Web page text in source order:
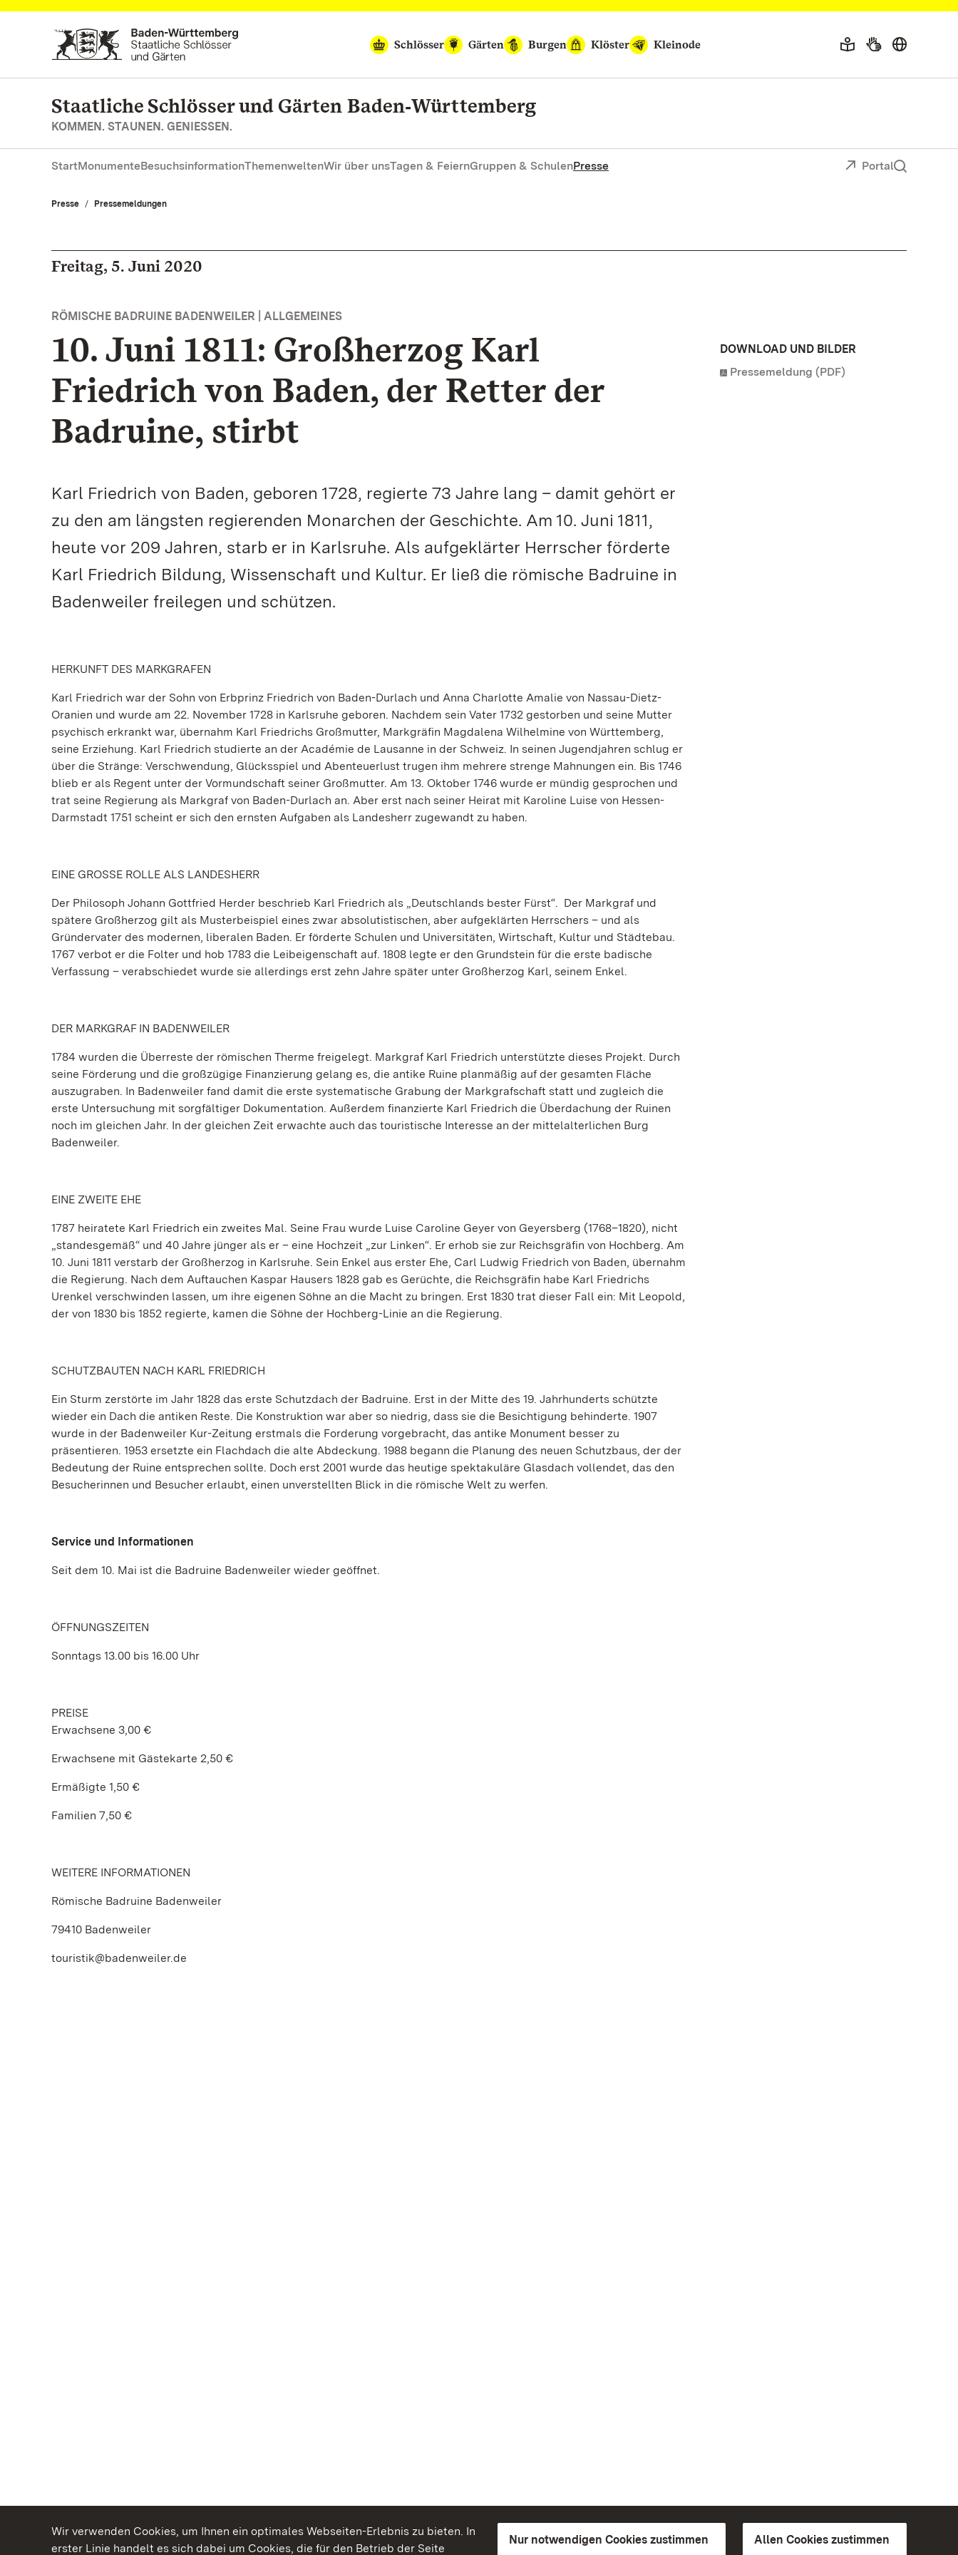
Wir verwenden Cookies, um Ihnen ein optimales Webseiten-Erlebnis zu bieten. In
erster Linie handelt es sich dabei um Cookies, die für den Betrieb der Seite
Nur notwendigen Cookies zustimmen Allen Cookies zustimmen
Zum Hauptinhalt springen
Schlösser
Gärten Burgen Klöster Kleinode
Staatliche Schlösser und Gärten Baden‑Württemberg
KOMMEN. STAUNEN. GENIESSEN.
StartMonumenteBesuchsinformationThemenweltenWir über unsTagen & FeiernGruppen & SchulenPresse Portal
Presse Pressemeldungen
Freitag, 5. Juni 2020
RÖMISCHE BADRUINE BADENWEILER | ALLGEMEINES
10. Juni 1811: Großherzog Karl
Friedrich von Baden, der Retter der
Badruine, stirbt
Karl Friedrich von Baden, geboren 1728, regierte 73 Jahre lang – damit gehört er
zu den am längsten regierenden Monarchen der Geschichte. Am 10. Juni 1811,
heute vor 209 Jahren, starb er in Karlsruhe. Als aufgeklärter Herrscher förderte
Karl Friedrich Bildung, Wissenschaft und Kultur. Er ließ die römische Badruine in
Badenweiler freilegen und schützen.
HERKUNFT DES MARKGRAFEN
Karl Friedrich war der Sohn von Erbprinz Friedrich von Baden-Durlach und Anna Charlotte Amalie von Nassau-Dietz-
Oranien und wurde am 22. November 1728 in Karlsruhe geboren. Nachdem sein Vater 1732 gestorben und seine Mutter
psychisch erkrankt war, übernahm Karl Friedrichs Großmutter, Markgräfin Magdalena Wilhelmine von Württemberg,
seine Erziehung. Karl Friedrich studierte an der Académie de Lausanne in der Schweiz. In seinen Jugendjahren schlug er
über die Stränge: Verschwendung, Glücksspiel und Abenteuerlust trugen ihm mehrere strenge Mahnungen ein. Bis 1746
blieb er als Regent unter der Vormundschaft seiner Großmutter. Am 13. Oktober 1746 wurde er mündig gesprochen und
trat seine Regierung als Markgraf von Baden-Durlach an. Aber erst nach seiner Heirat mit Karoline Luise von Hessen-
Darmstadt 1751 scheint er sich den ernsten Aufgaben als Landesherr zugewandt zu haben.
EINE GROSSE ROLLE ALS LANDESHERR
Der Philosoph Johann Gottfried Herder beschrieb Karl Friedrich als „Deutschlands bester Fürst“. Der Markgraf und
spätere Großherzog gilt als Musterbeispiel eines zwar absolutistischen, aber aufgeklärten Herrschers – und als
Gründervater des modernen, liberalen Baden. Er förderte Schulen und Universitäten, Wirtschaft, Kultur und Städtebau.
1767 verbot er die Folter und hob 1783 die Leibeigenschaft auf. 1808 legte er den Grundstein für die erste badische
Verfassung – verabschiedet wurde sie allerdings erst zehn Jahre später unter Großherzog Karl, seinem Enkel.
DER MARKGRAF IN BADENWEILER
1784 wurden die Überreste der römischen Therme freigelegt. Markgraf Karl Friedrich unterstützte dieses Projekt. Durch
seine Förderung und die großzügige Finanzierung gelang es, die antike Ruine planmäßig auf der gesamten Fläche
auszugraben. In Badenweiler fand damit die erste systematische Grabung der Markgrafschaft statt und zugleich die
erste Untersuchung mit sorgfältiger Dokumentation. Außerdem finanzierte Karl Friedrich die Überdachung der Ruinen
noch im gleichen Jahr. In der gleichen Zeit erwachte auch das touristische Interesse an der mittelalterlichen Burg
Badenweiler.
EINE ZWEITE EHE
1787 heiratete Karl Friedrich ein zweites Mal. Seine Frau wurde Luise Caroline Geyer von Geyersberg (1768–1820), nicht
„standesgemäß“ und 40 Jahre jünger als er – eine Hochzeit „zur Linken“. Er erhob sie zur Reichsgräfin von Hochberg. Am
10. Juni 1811 verstarb der Großherzog in Karlsruhe. Sein Enkel aus erster Ehe, Carl Ludwig Friedrich von Baden, übernahm
die Regierung. Nach dem Auftauchen Kaspar Hausers 1828 gab es Gerüchte, die Reichsgräfin habe Karl Friedrichs
Urenkel verschwinden lassen, um ihre eigenen Söhne an die Macht zu bringen. Erst 1830 trat dieser Fall ein: Mit Leopold,
der von 1830 bis 1852 regierte, kamen die Söhne der Hochberg-Linie an die Regierung.
SCHUTZBAUTEN NACH KARL FRIEDRICH
Ein Sturm zerstörte im Jahr 1828 das erste Schutzdach der Badruine. Erst in der Mitte des 19. Jahrhunderts schützte
wieder ein Dach die antiken Reste. Die Konstruktion war aber so niedrig, dass sie die Besichtigung behinderte. 1907
wurde in der Badenweiler Kur-Zeitung erstmals die Forderung vorgebracht, das antike Monument besser zu
präsentieren. 1953 ersetzte ein Flachdach die alte Abdeckung. 1988 begann die Planung des neuen Schutzbaus, der der
Bedeutung der Ruine entsprechen sollte. Doch erst 2001 wurde das heutige spektakuläre Glasdach vollendet, das den
Besucherinnen und Besucher erlaubt, einen unverstellten Blick in die römische Welt zu werfen.
Service und Informationen
Seit dem 10. Mai ist die Badruine Badenweiler wieder geöffnet.
ÖFFNUNGSZEITEN
Sonntags 13.00 bis 16.00 Uhr
PREISE
Erwachsene 3,00 €
Erwachsene mit Gästekarte 2,50 €
Ermäßigte 1,50 €
Familien 7,50 €
WEITERE INFORMATIONEN
Römische Badruine Badenweiler
79410 Badenweiler
touristik@badenweiler.de
DOWNLOAD UND BILDER
Pressemeldung (PDF)